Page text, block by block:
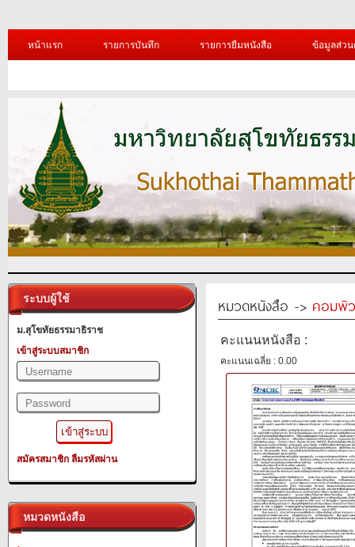
หน้าแรก รายการบันทึก รายการยืมหนังสือ ข้อมูลส่ว
ระบบผู้ใช้
ม.สุโขทัยธรรมาธิราช
เข้าสู่ระบบสมาชิก
สมัครสมาชิก ลืมรหัสผ่าน
หมวดหนังสือ
หมวดหนังสือ -> คอมพิ
คะแนนหนังสือ :
คะแนนเฉลี่ย : 0.00